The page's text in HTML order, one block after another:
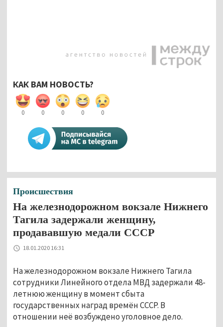
КАК ВАМ НОВОСТЬ?
0 0 0 0 0
Происшествия
На железнодорожном вокзале Нижнего
Тагила задержали женщину,
продававшую медали СССР
18.01.2020 16:31
На железнодорожном вокзале Нижнего Тагила
сотрудники Линейного отдела МВД задержали 48-
летнюю женщину в момент сбыта
государственных наград времён СССР. В
отношении неё возбуждено уголовное дело.